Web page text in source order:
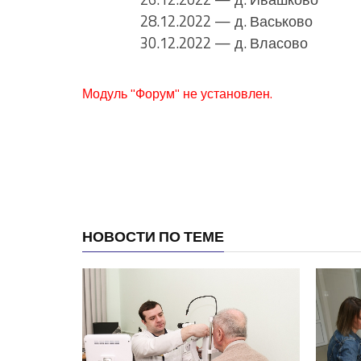
28.12.2022 — д. Васьково
30.12.2022 — д. Власово
Модуль "Форум" не установлен.
НОВОСТИ ПО ТЕМЕ